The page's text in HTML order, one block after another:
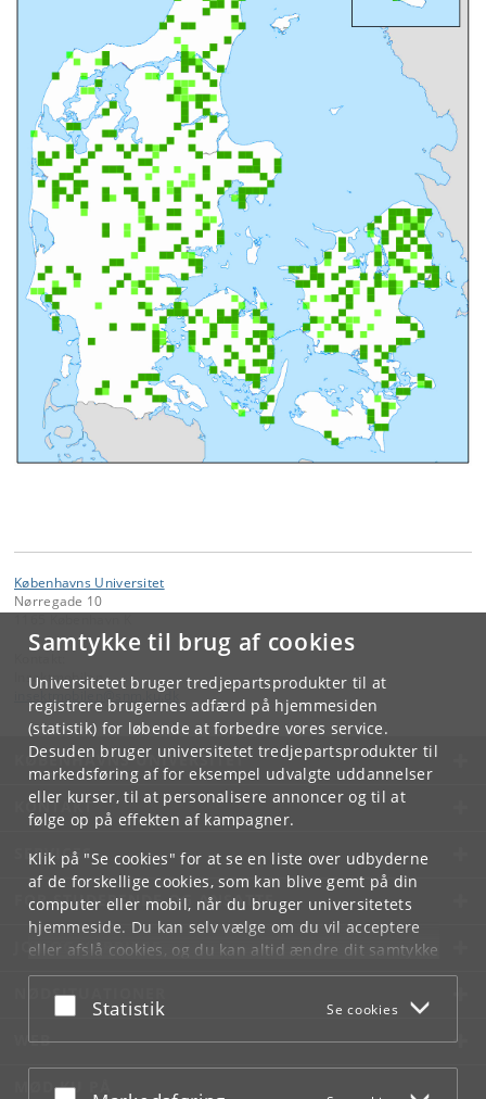
Samtykke til brug af cookies
Universitetet bruger tredjepartsprodukter til at
registrere brugernes adfærd på hjemmesiden
(statistik) for løbende at forbedre vores service.
Desuden bruger universitetet tredjepartsprodukter til
markedsføring af for eksempel udvalgte uddannelser
eller kurser, til at personalisere annoncer og til at
følge op på effekten af kampagner.
Klik på "Se cookies" for at se en liste over udbyderne
af de forskellige cookies, som kan blive gemt på din
computer eller mobil, når du bruger universitetets
hjemmeside. Du kan selv vælge om du vil acceptere
eller afslå cookies, og du kan altid ændre dit samtykke
underCookie- og privatlivspolitiksom du finder i
bunden af hver side.
Acceptér eller afslå
Statistik Se cookies
Københavns Universitet
Nørregade 10
Insektmobilen
insektmobilen
@ ku.dk
KØBENHAVNS UNIVERSITET
KONTAKT
SERVICES
FOR STUDERENDE OG ANSATTE
JOB OG KARRIERE
NØDSITUATIONER
WEB
MØD KU PÅ